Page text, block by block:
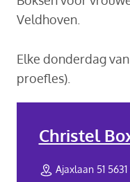
Veldhoven.
Elke donderdag
proefles).
Christel
Ajaxlaan 51